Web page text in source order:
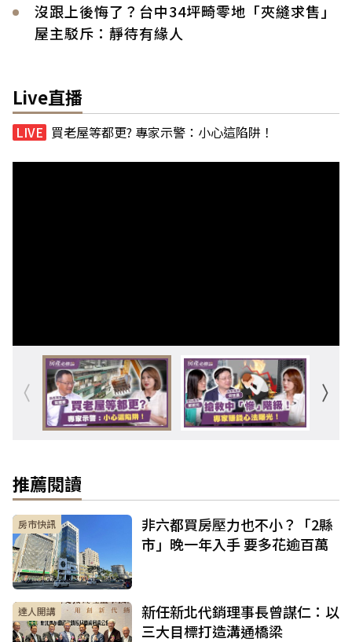
沒跟上後悔了？台中34坪畸零地「夾縫求售」
屋主駁斥：靜待有緣人
Live直播
買老屋等都更? 專家示警：小心這陷阱！
推薦閱讀
房市快訊
非六都買房壓力也不小？「2縣
市」晚一年入手 要多花逾百萬
達人開講
新任新北代銷理事長曾謀仁：以
三大目標打造溝通橋梁